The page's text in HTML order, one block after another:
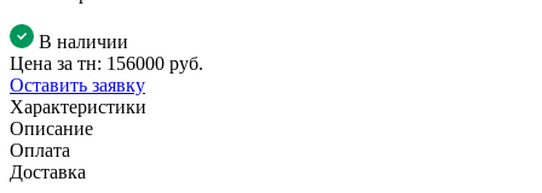
В наличии
Цена за тн: 156000 руб.
Оставить заявку
Характеристики
Описание
Оплата
Доставка